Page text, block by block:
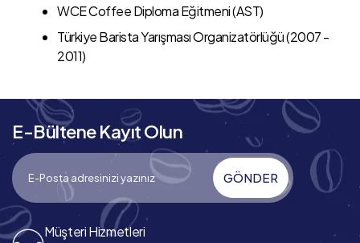
WCE Coffee Diploma Eğitmeni (AST)
Türkiye Barista Yarışması Organizatörlüğü (2007 -
2011)
E-Bültene Kayıt Olun
GÖNDER
Müşteri Hizmetleri